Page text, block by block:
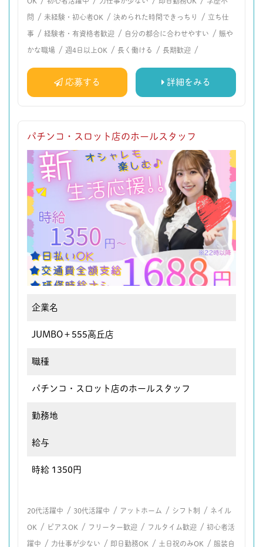
問 / 未経験・初心者OK / 決められた時間できっちり / 立ち仕
事 / 経験者・有資格者歓迎 / 自分の都合に合わせやすい / 賑や
かな職場 / 週4日以上OK / 長く働ける / 長期歓迎 /
応募する 詳細をみる
パチンコ・スロット店のホールスタッフ
企業名
JUMBO＋555高丘店
職種
パチンコ・スロット店のホールスタッフ
勤務地
給与
時給 1350円
20代活躍中 / 30代活躍中 / アットホーム / シフト制 / ネイル
OK / ピアスOK / フリーター歓迎 / フルタイム歓迎 / 初心者活
躍中 / 力仕事が少ない / 即日勤務OK / 土日祝のみOK / 服装自